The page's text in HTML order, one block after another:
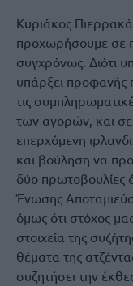
Κυριάκος
προχωρήσουμε σε
συγχρόνως. Διότι
υπάρξει προφανής
τις
των αγορών, και σε
επερχόμενη
και βούληση να
δύο πρωτοβουλίες
Ένωσης
όμως ότι στόχος
στοιχεία της
θέματα της
συζητήσει την